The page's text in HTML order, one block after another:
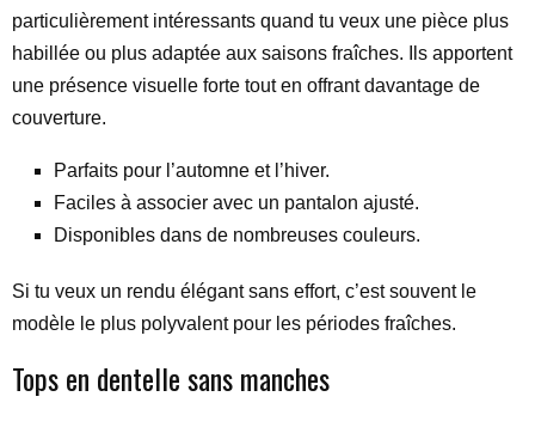
particulièrement intéressants quand tu veux une pièce plus
habillée ou plus adaptée aux saisons fraîches. Ils apportent
une présence visuelle forte tout en offrant davantage de
couverture.
Parfaits pour l’automne et l’hiver.
Faciles à associer avec un pantalon ajusté.
Disponibles dans de nombreuses couleurs.
Si tu veux un rendu élégant sans effort, c’est souvent le
modèle le plus polyvalent pour les périodes fraîches.
Tops en dentelle sans manches